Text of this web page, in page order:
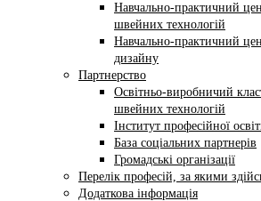
Навчально-практичний
швейних технологій
Навчально-практичний
дизайну
Партнерство
Освітньо-виробничий
швейних технологій
Інститут професійної
База соціальних партнерів
Громадські організації
Перелік професій, за якими
Додаткова інформація